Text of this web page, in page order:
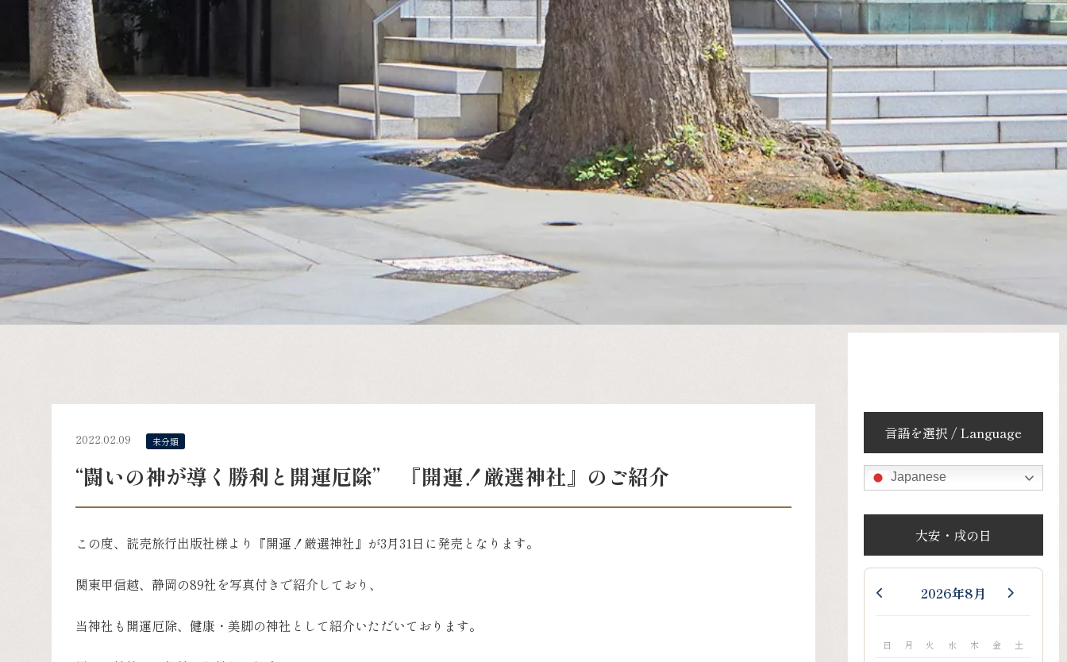
2022.02.09 未分類
“闘いの神が導く勝利と開運厄除” 『開運！厳選神社』のご紹介
この度、読売旅行出版社様より『開運！厳選神社』が3月31日に発売となります。
関東甲信越、静岡の89社を写真付きで紹介しており、
当神社も開運厄除、健康・美脚の神社として紹介いただいております。
言語を選択 / Language
Japanese
大安・戌の日
2026年8月
日 月 火 水 木 金 土